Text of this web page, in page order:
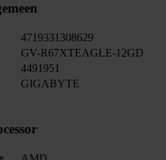
4719331308629
GV-R67XTEAGLE-12GD
4491951
GIGABYTE